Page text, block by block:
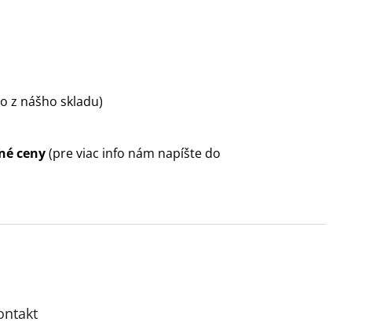
z nášho skladu)
ceny(pre viac info nám napíšte do